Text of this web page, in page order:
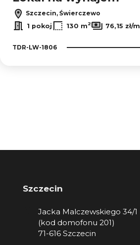
Szczecin, Świerczewo
1 pokoj
130 m2 76,15 zł/m
TDR-LW-1806
Szczecin
Jacka Malczewskiego 34/1
(kod domofonu 201)
71-616 Szczecin